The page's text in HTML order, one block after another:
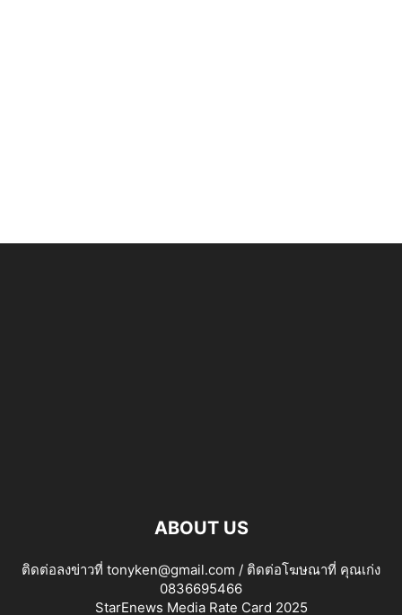
ABOUT US
ติดต่อลงข่าวที่ tonyken@gmail.com / ติดต่อโฆษณาที่ คุณเก่ง
0836695466
StarEnews Media Rate Card 2025